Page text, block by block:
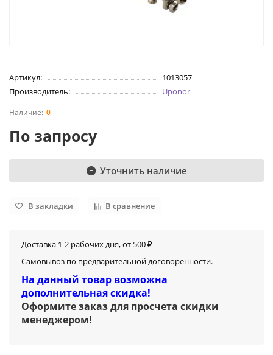
Артикул:
1013057
Производитель:
Uponor
0
По запросу
Уточнить наличие
В закладки В сравнение
Доставка 1-2 рабочих дня, от 500 ₽
Самовывоз по предварительной договоренности.
На данный товар возможна
дополнительная скидка!
Оформите заказ для просчета скидки
менеджером!